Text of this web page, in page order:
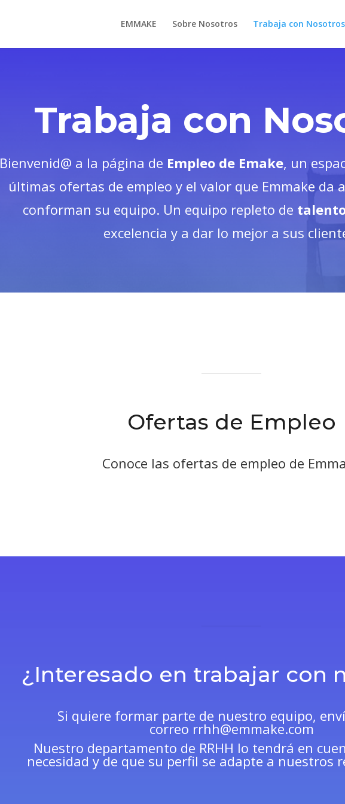
EMMAKE Sobre Nosotros Trabaja con Nosotros
Trabaja con
Bienvenid@ a la página de Empleo de Emake, un
últimas ofertas de empleo y el valor que Emmake da
conforman su equipo. Un equipo repleto de
excelencia y a dar lo mejor a sus
Ofertas de Empleo
Conoce las ofertas de empleo de
¿Interesado en trabajar con
Si quiere formar parte de nuestro equipo,
correo rrhh@emmake.com
Nuestro departamento de RRHH lo tendrá en
necesidad y de que su perfil se adapte a nuestros